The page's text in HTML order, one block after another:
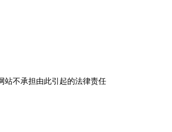
站不承担由此引起的法律责任